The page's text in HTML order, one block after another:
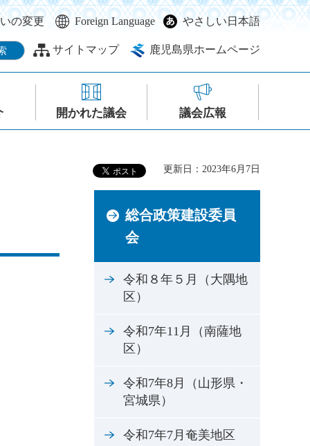
の変更 Foreign Language やさしい日本語
サイトマップ 鹿児島県ホームページ
開かれた議会 議会広報
更新日：2023年6月7日
総合政策建設委員
会
令和８年５月（大隅地
区）
令和7年11月（南薩地
区）
令和7年8月（山形県・
宮城県）
令和7年7月奄美地区